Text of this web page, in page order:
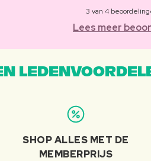
3 van 4
Lees meer
SHOP ALLES MET DE
MEMBERPRIJS